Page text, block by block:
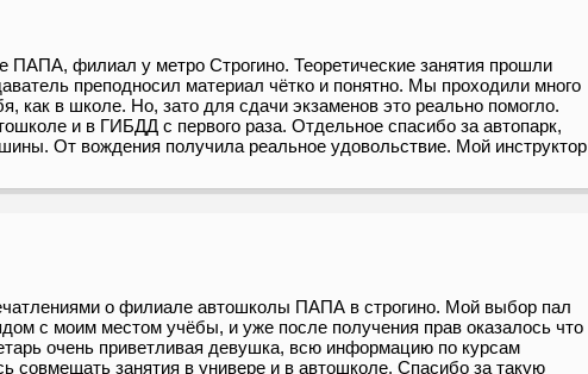
ПАПА, филиал у метро Строгино. Теоретические занятия прошли
преподносил материал чётко и понятно. Мы проходили много
как в школе. Но, зато для сдачи экзаменов это реально помогло.
и в ГИБДД с первого раза. Отдельное спасибо за автопарк,
От вождения получила реальное удовольствие. Мой инструктор
о филиале автошколы ПАПА в строгино. Мой выбор пал
с моим местом учёбы, и уже после получения прав оказалось что
очень приветливая девушка, всю информацию по курсам
совмещать занятия в универе и в автошколе. Спасибо за такую